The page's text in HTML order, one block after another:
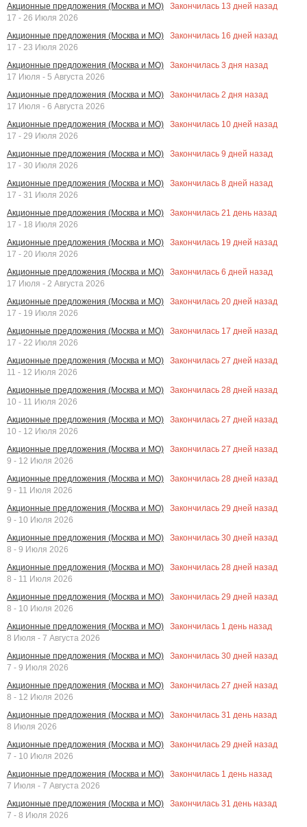
Акционные предложения (Москва и МО) Закончилась 13 дней назад
17 - 26 Июля 2026
Акционные предложения (Москва и МО)
Закончилась 16 дней назад
17 - 23 Июля 2026
Акционные предложения (Москва и МО)
Закончилась 3 дня назад
17 Июля - 5 Августа 2026
Акционные предложения (Москва и МО)
Закончилась 2 дня назад
17 Июля - 6 Августа 2026
Акционные предложения (Москва и МО)
Закончилась 10 дней назад
17 - 29 Июля 2026
Акционные предложения (Москва и МО)
Закончилась 9 дней назад
17 - 30 Июля 2026
Акционные предложения (Москва и МО)
Закончилась 8 дней назад
17 - 31 Июля 2026
Акционные предложения (Москва и МО)
Закончилась 21 день назад
17 - 18 Июля 2026
Акционные предложения (Москва и МО)
Закончилась 19 дней назад
17 - 20 Июля 2026
Акционные предложения (Москва и МО)
Закончилась 6 дней назад
17 Июля - 2 Августа 2026
Акционные предложения (Москва и МО)
Закончилась 20 дней назад
17 - 19 Июля 2026
Акционные предложения (Москва и МО)
Закончилась 17 дней назад
17 - 22 Июля 2026
Акционные предложения (Москва и МО)
Закончилась 27 дней назад
11 - 12 Июля 2026
Акционные предложения (Москва и МО)
Закончилась 28 дней назад
10 - 11 Июля 2026
Акционные предложения (Москва и МО)
Закончилась 27 дней назад
10 - 12 Июля 2026
Акционные предложения (Москва и МО)
Закончилась 27 дней назад
9 - 12 Июля 2026
Акционные предложения (Москва и МО)
Закончилась 28 дней назад
9 - 11 Июля 2026
Акционные предложения (Москва и МО)
Закончилась 29 дней назад
9 - 10 Июля 2026
Акционные предложения (Москва и МО)
Закончилась 30 дней назад
8 - 9 Июля 2026
Акционные предложения (Москва и МО)
Закончилась 28 дней назад
8 - 11 Июля 2026
Акционные предложения (Москва и МО)
Закончилась 29 дней назад
8 - 10 Июля 2026
Акционные предложения (Москва и МО)
Закончилась 1 день назад
8 Июля - 7 Августа 2026
Акционные предложения (Москва и МО)
Закончилась 30 дней назад
7 - 9 Июля 2026
Акционные предложения (Москва и МО)
Закончилась 27 дней назад
8 - 12 Июля 2026
Акционные предложения (Москва и МО)
Закончилась 31 день назад
8 Июля 2026
Акционные предложения (Москва и МО)
Закончилась 29 дней назад
7 - 10 Июля 2026
Акционные предложения (Москва и МО)
Закончилась 1 день назад
7 Июля - 7 Августа 2026
Акционные предложения (Москва и МО)
Закончилась 31 день назад
7 - 8 Июля 2026